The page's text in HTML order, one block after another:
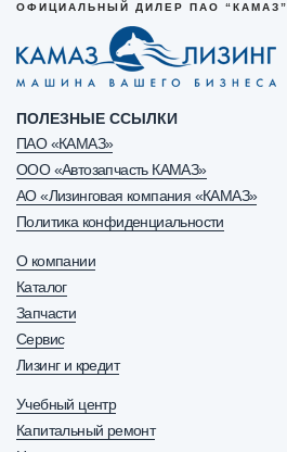
ОФИЦИАЛЬНЫЙ ДИЛЕР ПАО “КАМАЗ”
ПОЛЕЗНЫЕ ССЫЛКИ
ПАО «КАМАЗ»
ООО «Автозапчасть КАМАЗ»
АО «Лизинговая компания «КАМАЗ»
Политика конфиденциальности
О компании
Каталог
Запчасти
Сервис
Лизинг и кредит
Учебный центр
Капитальный ремонт